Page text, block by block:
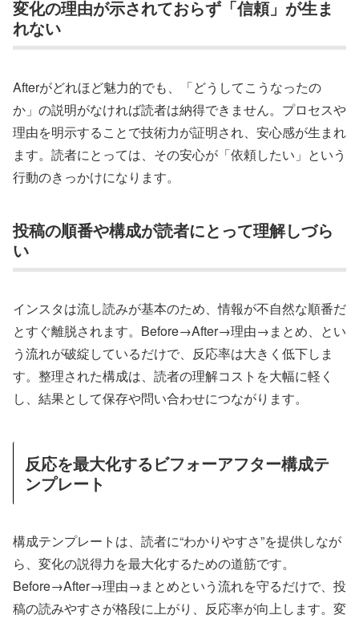
変化の理由が示されておらず「信頼」が生ま
れない
Afterがどれほど魅力的でも、「どうしてこうなったの
か」の説明がなければ読者は納得できません。プロセスや
理由を明示することで技術力が証明され、安心感が生まれ
ます。読者にとっては、その安心が「依頼したい」という
行動のきっかけになります。
投稿の順番や構成が読者にとって理解しづら
い
インスタは流し読みが基本のため、情報が不自然な順番だ
とすぐ離脱されます。Before→After→理由→まとめ、とい
う流れが破綻しているだけで、反応率は大きく低下しま
す。整理された構成は、読者の理解コストを大幅に軽く
し、結果として保存や問い合わせにつながります。
反応を最大化するビフォーアフター構成テ
ンプレート
構成テンプレートは、読者に“わかりやすさ”を提供しなが
ら、変化の説得力を最大化するための道筋です。
Before→After→理由→まとめという流れを守るだけで、投
稿の読みやすさが格段に上がり、反応率が向上します。変